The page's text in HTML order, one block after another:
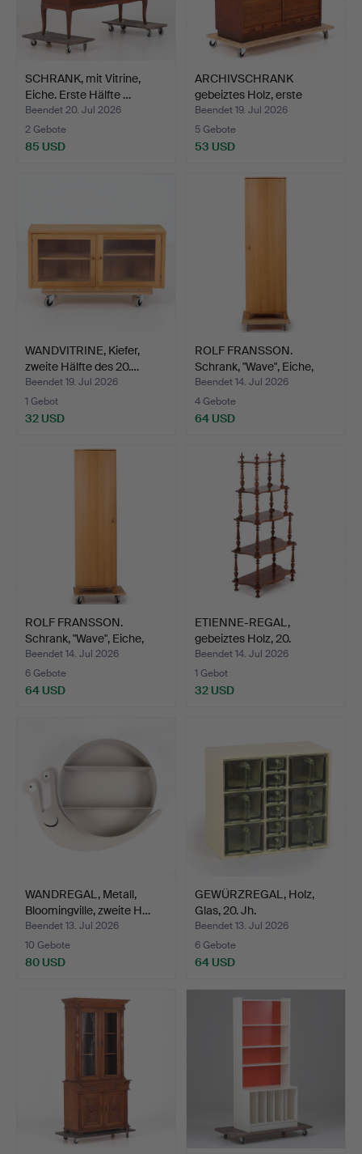
SCHRANK, mit Vitrine,
Eiche. Erste Hälfte …
Beendet 20. Jul 2026
2 Gebote
85 USD
ARCHIVSCHRANK
gebeiztes Holz, erste
Hälfte…
Beendet 19. Jul 2026
5 Gebote
53 USD
WANDVITRINE, Kiefer,
zweite Hälfte des 20.…
Beendet 19. Jul 2026
1 Gebot
32 USD
ROLF FRANSSON.
Schrank, "Wave", Eiche,
Voi…
Beendet 14. Jul 2026
4 Gebote
64 USD
ROLF FRANSSON.
Schrank, "Wave", Eiche,
Voi…
Beendet 14. Jul 2026
6 Gebote
64 USD
ETIENNE-REGAL,
gebeiztes Holz, 20.
Jahrhun…
Beendet 14. Jul 2026
1 Gebot
32 USD
WANDREGAL, Metall,
Bloomingville, zweite H…
Beendet 13. Jul 2026
10 Gebote
80 USD
GEWÜRZREGAL, Holz,
Glas, 20. Jh.
Beendet 13. Jul 2026
6 Gebote
64 USD